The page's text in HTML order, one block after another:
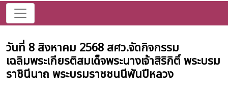
วันที่ 8 สิงหาคม 2568 สศว.จัดกิจกรรม
เฉลิมพระเกียรติสมเด็จพระนางเจ้าสิริกิติ์ พระบรม
ราชินีนาถ พระบรมราชชนนีพันปีหลวง